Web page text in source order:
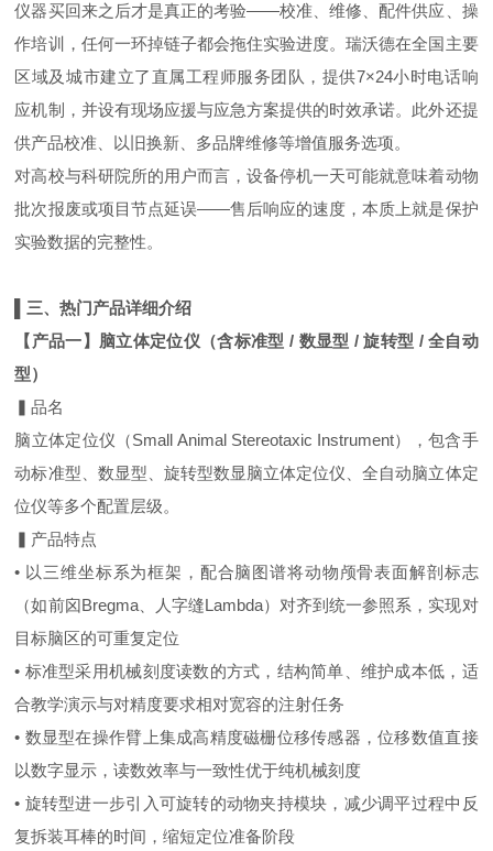
仪器买回来之后才是真正的考验——校准、维修、配件供应、操
作培训，任何一环掉链子都会拖住实验进度。瑞沃德在全国主要
区域及城市建立了直属工程师服务团队，提供7×24小时电话响
应机制，并设有现场应援与应急方案提供的时效承诺。此外还提
供产品校准、以旧换新、多品牌维修等增值服务选项。
对高校与科研院所的用户而言，设备停机一天可能就意味着动物
批次报废或项目节点延误——售后响应的速度，本质上就是保护
实验数据的完整性。
▌三、热门产品详细介绍
【产品一】脑立体定位仪（含标准型 / 数显型 / 旋转型 / 全自动
型）
▍品名
脑立体定位仪（Small Animal Stereotaxic Instrument），包含手
动标准型、数显型、旋转型数显脑立体定位仪、全自动脑立体定
位仪等多个配置层级。
▍产品特点
• 以三维坐标系为框架，配合脑图谱将动物颅骨表面解剖标志
（如前囟Bregma、人字缝Lambda）对齐到统一参照系，实现对
目标脑区的可重复定位
• 标准型采用机械刻度读数的方式，结构简单、维护成本低，适
合教学演示与对精度要求相对宽容的注射任务
• 数显型在操作臂上集成高精度磁栅位移传感器，位移数值直接
以数字显示，读数效率与一致性优于纯机械刻度
• 旋转型进一步引入可旋转的动物夹持模块，减少调平过程中反
复拆装耳棒的时间，缩短定位准备阶段